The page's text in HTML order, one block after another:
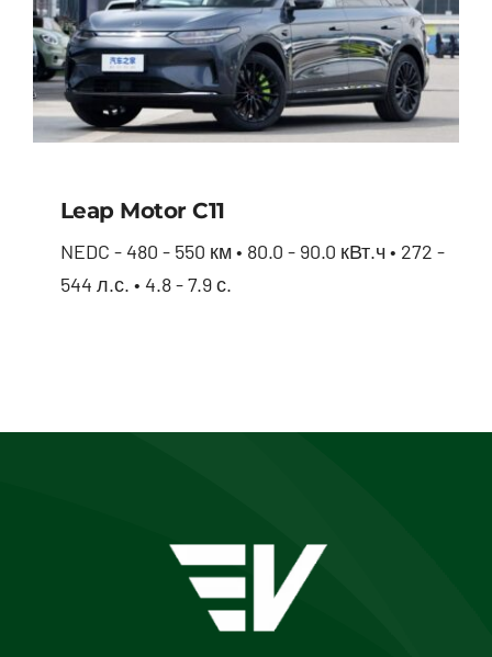
Leap Motor С11
NEDC - 480 - 550 км • 80.0 - 90.0 кВт.ч • 272 -
544 л.с. • 4.8 - 7.9 с.